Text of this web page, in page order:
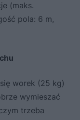
(maks.
pola: 6 m,
worek (25 kg)
wymieszać
trzeba